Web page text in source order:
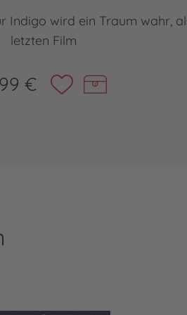
Indigo wird ein Traum wahr,
letzten Film
€